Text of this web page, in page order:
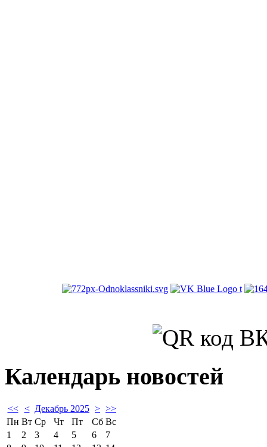
Календарь новостей
<< < Декабрь 2025 > >>
Пн Вт Ср Чт Пт Сб Вс
1
2 3 4 5 6
7